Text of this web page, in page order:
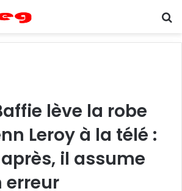
lève la robe
Leroy à la télé :
il assume
erreur